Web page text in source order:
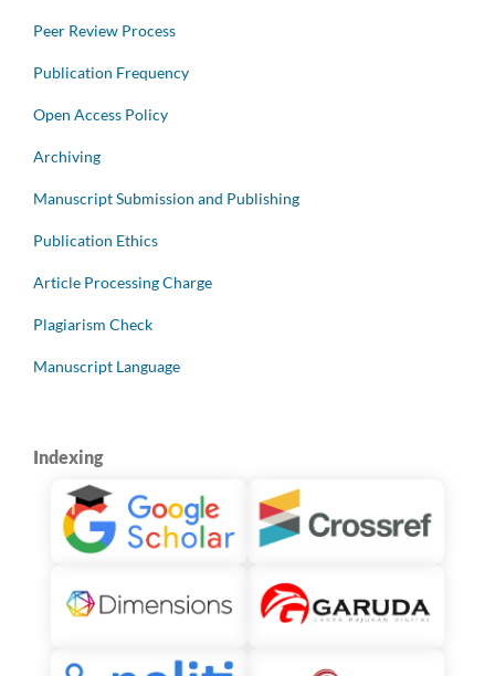
Peer Review Process
Publication Frequency
Open Access Policy
Archiving
Manuscript Submission and Publishing
Publication Ethics
Article Processing Charge
Plagiarism Check
Manuscript Language
Indexing